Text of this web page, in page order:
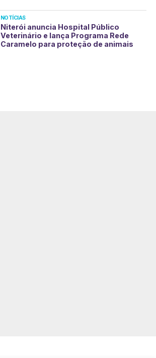
NOTÍCIAS
Niterói anuncia Hospital Público
Veterinário e lança Programa Rede
Caramelo para proteção de animais